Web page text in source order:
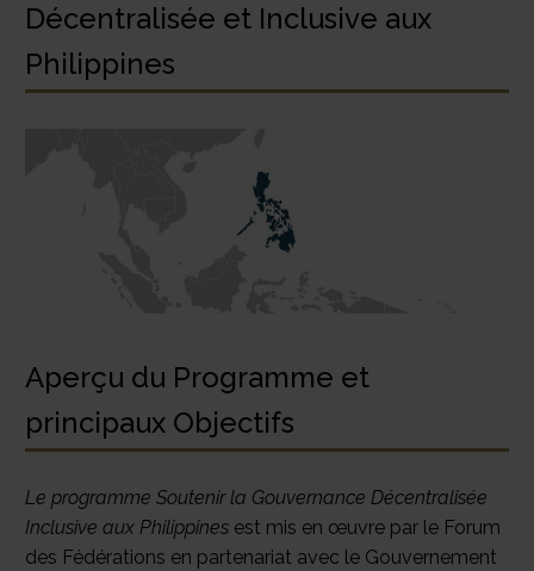
Décentralisée et Inclusive aux
Philippines
Aperçu du Programme et
principaux Objectifs
Le programme Soutenir la Gouvernance Décentralisée
Inclusive aux Philippines est mis en œuvre par le Forum
des Fédérations en partenariat avec le Gouvernement